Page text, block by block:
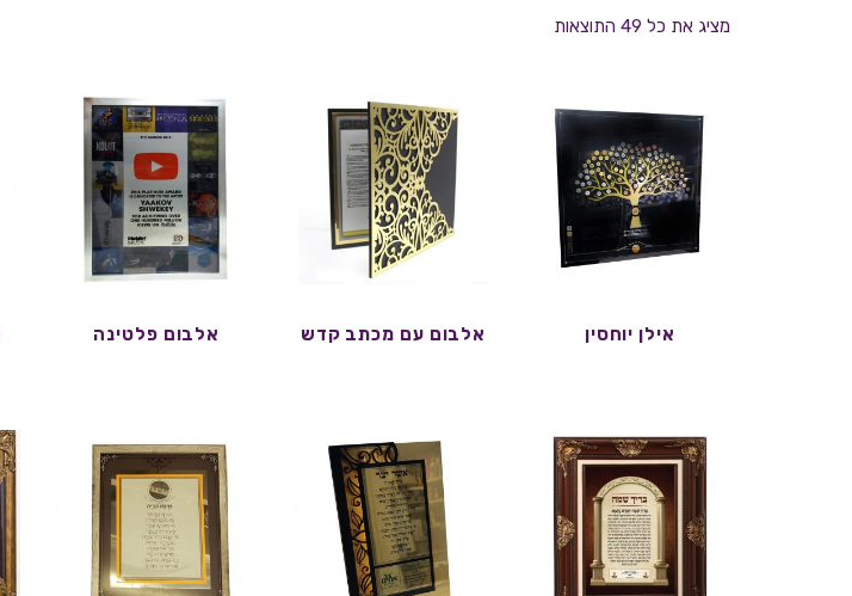
מציג את כל 49 התוצאות
אילן יוחסין אלבום עם מכתב קדש אלבום פלטינה